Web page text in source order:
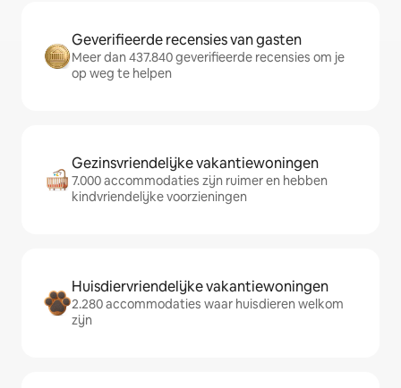
Geverifieerde recensies van gasten
Meer dan 437.840 geverifieerde recensies om je
op weg te helpen
Gezinsvriendelijke vakantiewoningen
7.000 accommodaties zijn ruimer en hebben
kindvriendelijke voorzieningen
Huisdiervriendelijke vakantiewoningen
2.280 accommodaties waar huisdieren welkom
zijn